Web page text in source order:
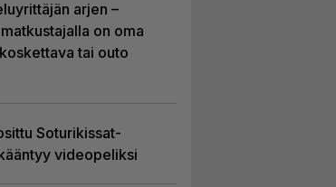
arjen –
on oma
tai outo
Soturikissat-
videopeliksi